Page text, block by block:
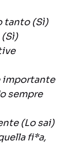
tanto (Sì)
importante
sempre
(Lo sai)
fi*a,